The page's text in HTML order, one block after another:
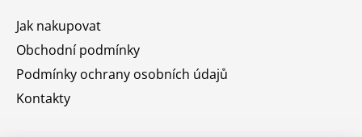
Jak nakupovat
Obchodní podmínky
Podmínky ochrany osobních údajů
Kontakty